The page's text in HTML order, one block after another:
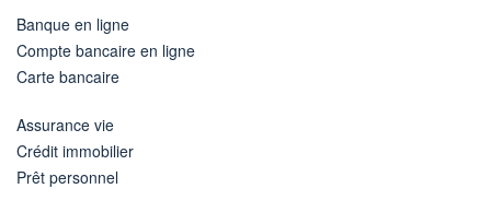
Banque en ligne
Compte bancaire en ligne
Carte bancaire
Assurance vie
Crédit immobilier
Prêt personnel